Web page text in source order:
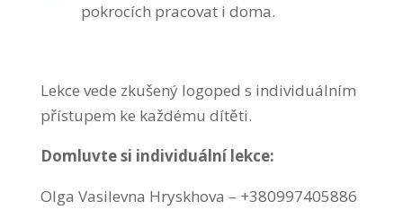
pokrocích pracovat i doma.
Lekce vede zkušený logoped s individuálním
přístupem ke každému dítěti.
Domluvte si individuální lekce:
Olga Vasilevna Hryskhova – +380997405886